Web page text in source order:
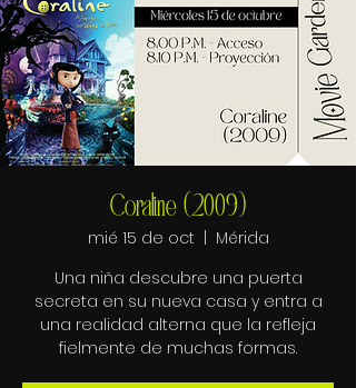
Coraline (2009)
mié 15 de oct
Mérida
Una niña descubre una puerta
secreta en su nueva casa y entra a
una realidad alterna que la refleja
fielmente de muchas formas.